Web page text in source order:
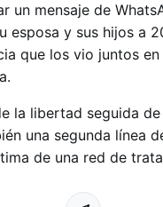
un mensaje de
esposa y sus hijos a
que los vio juntos en
la libertad seguida de
una segunda línea
de una red de